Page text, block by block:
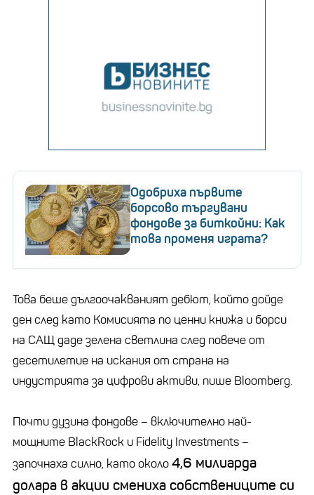
Одобриха първите
борсово търгувани
фондове за биткойни: Как
това променя играта?
Това беше дългоочакваният дебют, който дойде
ден след като Комисията по ценни книжа и борси
на САЩ даде зелена светлина след повече от
десетилетие на искания от страна на
индустрията за цифрови активи, пише Bloomberg.
Почти дузина фондове – включително най-
мощните BlackRock и Fidelity Investments –
започнаха силно, като около4,6 милиарда
долара в акции смениха собствениците си